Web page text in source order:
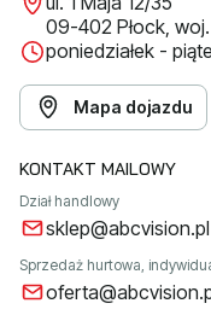
09-402 Płock,
poniedziałek -
Mapa dojazdu
KONTAKT MAILOWY
Dział handlowy
sklep@abcvision.pl
Sprzedaż hurtowa,